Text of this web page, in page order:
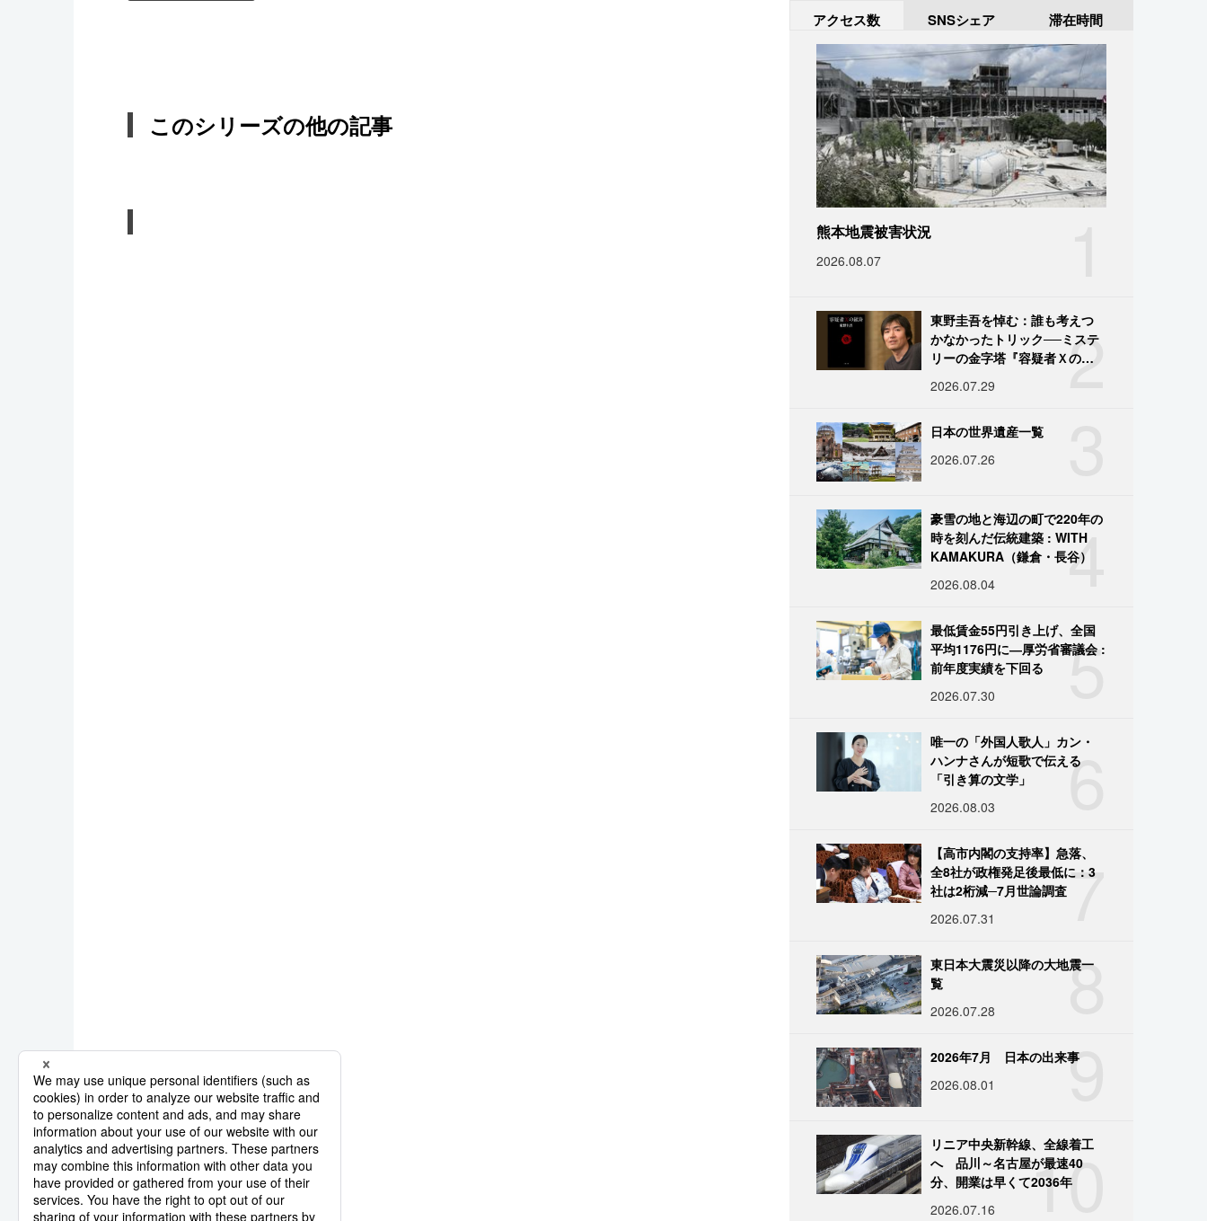
このシリーズの他の記事
アクセス数 SNSシェア 滞在時間
熊本地震被害状況
2026.08.07
2
東野圭吾を悼む：誰も考えつ
かなかったトリック──ミステ
リーの金字塔『容疑者Ｘの献
2026.07.29
日本の世界遺産一覧
2026.07.26
4
豪雪の地と海辺の町で220年の
時を刻んだ伝統建築 : WITH
KAMAKURA（鎌倉・長谷）
2026.08.04
5
最低賃金55円引き上げ、全国
平均1176円に―厚労省審議会 :
前年度実績を下回る
2026.07.30
6
唯一の「外国人歌人」カン・
ハンナさんが短歌で伝える
「引き算の文学」
2026.08.03
7
【高市内閣の支持率】急落、
全8社が政権発足後最低に：3
社は2桁減─7月世論調査
2026.07.31
8
東日本大震災以降の大地震一
覧
2026.07.28
9
2026年7月 日本の出来事
2026.08.01
10
リニア中央新幹線、全線着工
へ 品川～名古屋が最速40
分、開業は早くて2036年
2026.07.16